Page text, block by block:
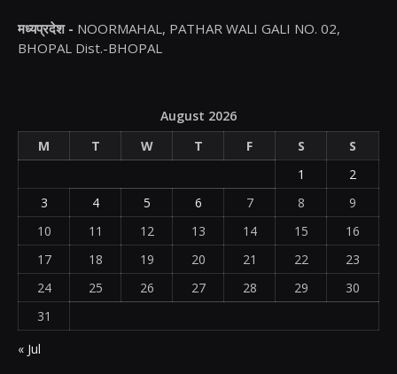
मध्यप्रदेश - NOORMAHAL, PATHAR WALI GALI NO. 02,
BHOPAL Dist.-BHOPAL
August 2026
M
T W T F S
S
1
2
3
4 5 6 7 8
9
10
11 12 13 14 15
16
17
18 19 20 21 22
23
24
25 26 27 28 29
30
31
« Jul